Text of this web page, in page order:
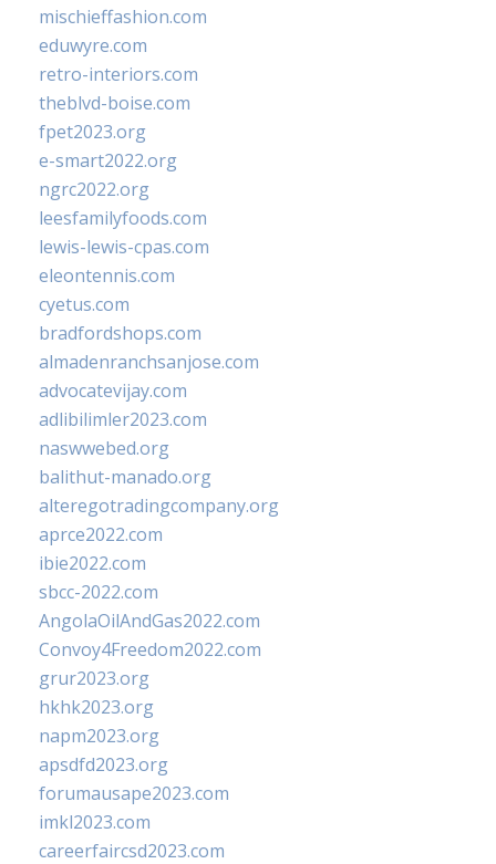
mischieffashion.com
eduwyre.com
retro-interiors.com
theblvd-boise.com
fpet2023.org
e-smart2022.org
ngrc2022.org
leesfamilyfoods.com
lewis-lewis-cpas.com
eleontennis.com
cyetus.com
bradfordshops.com
almadenranchsanjose.com
advocatevijay.com
adlibilimler2023.com
naswwebed.org
balithut-manado.org
alteregotradingcompany.org
aprce2022.com
ibie2022.com
sbcc-2022.com
AngolaOilAndGas2022.com
Convoy4Freedom2022.com
grur2023.org
hkhk2023.org
napm2023.org
apsdfd2023.org
forumausape2023.com
imkl2023.com
careerfaircsd2023.com